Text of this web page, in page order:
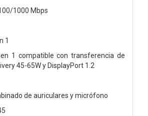
1000 Mbps
1
1 compatible con transferencia de
45-65W y DisplayPort 1.2
de auriculares y micrófono